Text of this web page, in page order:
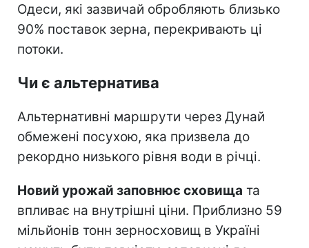
Одеси, які зазвичай обробляють близько
90% поставок зерна, перекривають ці
потоки.
Чи є альтернатива
Альтернативні маршрути через Дунай
обмежені посухою, яка призвела до
рекордно низького рівня води в річці.
Новий урожай заповнює сховища та
впливає на внутрішні ціни. Приблизно 59
мільйонів тонн зерносховищ в Україні